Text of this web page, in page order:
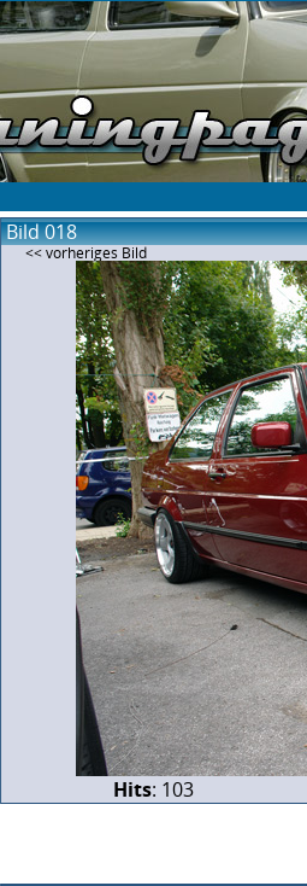
Bild 018
<< vorheriges Bild
Hits: 103